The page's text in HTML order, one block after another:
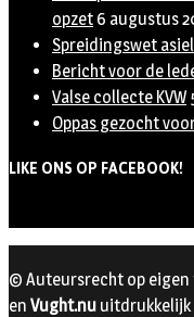
opzet 6 augustus
Spreidingswet
Bericht voor de
Valse collecte KVW
Oppas gezocht
LIKE ONS OP FACEBOOK!
© Auteursrecht op eigen
en Vught.nu uitdrukkelijk